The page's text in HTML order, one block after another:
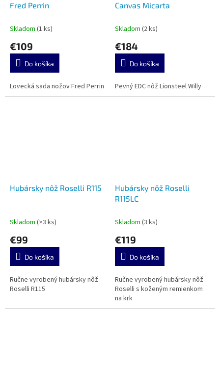
Fred Perrin
Skladom (1 ks)
€109
Do košíka
Lovecká sada nožov Fred Perrin
Canvas Micarta
Skladom (2 ks)
€184
Do košíka
Pevný EDC nôž Lionsteel Willy
Hubársky nôž Roselli R115
Skladom (>3 ks)
€99
Do košíka
Ručne vyrobený hubársky nôž
Roselli R115
Hubársky nôž Roselli
R115LC
Skladom (3 ks)
€119
Do košíka
Ručne vyrobený hubársky nôž
Roselli s koženým remienkom
na krk